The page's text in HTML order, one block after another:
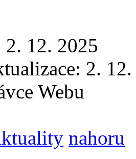
12. 2025
2.
Webu
nahoru